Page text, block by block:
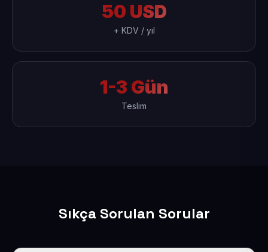
50 USD
+ KDV / yıl
1-3 Gün
Teslim
Sıkça Sorulan Sorular